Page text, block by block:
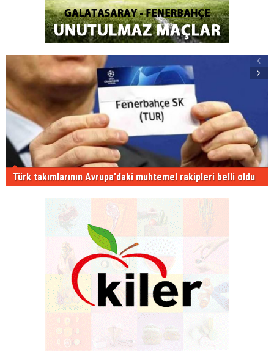
Türk takımlarının Avrupa'daki muhtemel rakipleri belli oldu